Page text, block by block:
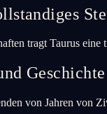
tragt Taurus
Geschichte
von Jahren von